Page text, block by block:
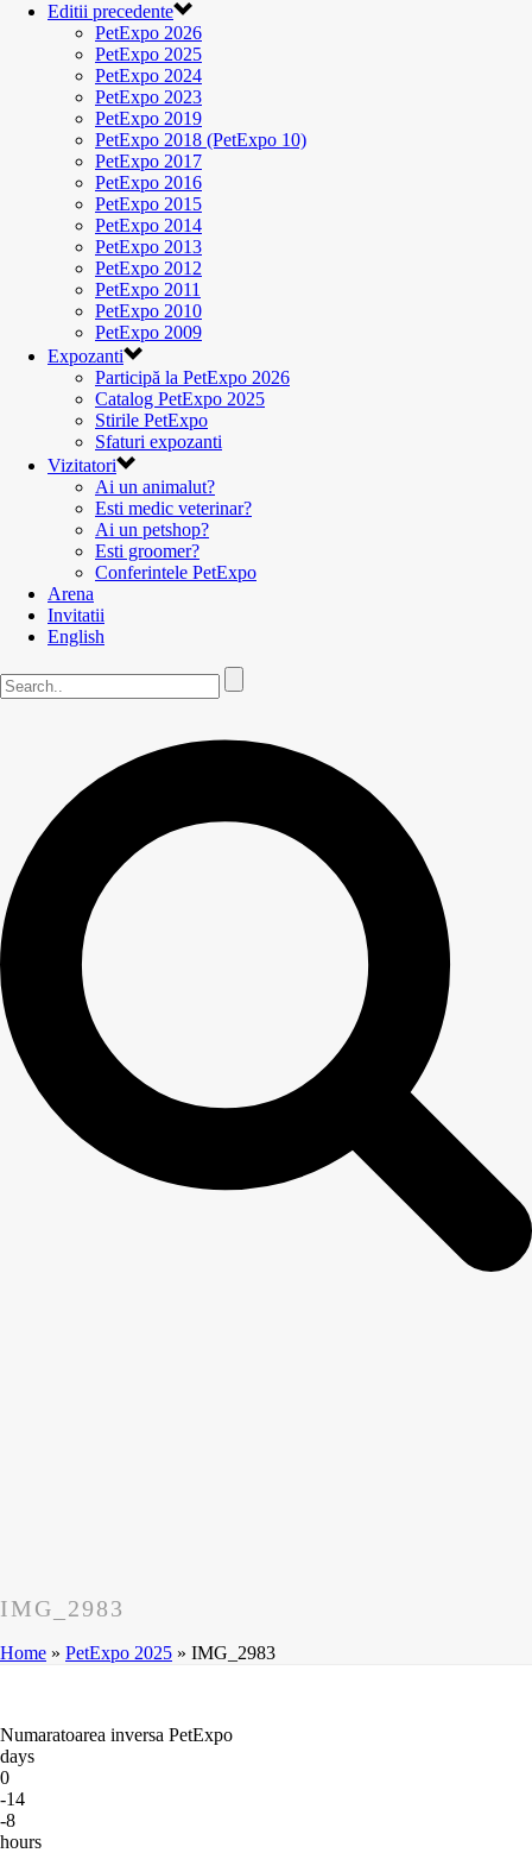
Editii precedente
PetExpo 2026
PetExpo 2025
PetExpo 2024
PetExpo 2023
PetExpo 2019
PetExpo 2018 (PetExpo 10)
PetExpo 2017
PetExpo 2016
PetExpo 2015
PetExpo 2014
PetExpo 2013
PetExpo 2012
PetExpo 2011
PetExpo 2010
PetExpo 2009
Expozanti
Participă la PetExpo 2026
Catalog PetExpo 2025
Stirile PetExpo
Sfaturi expozanti
Vizitatori
Ai un animalut?
Esti medic veterinar?
Ai un petshop?
Esti groomer?
Conferintele PetExpo
Arena
Invitatii
English
IMG_2983
Home » PetExpo 2025 » IMG_2983
Numaratoarea inversa PetExpo
days
0
-14
-8
hours